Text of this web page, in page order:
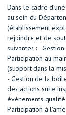
Dans le cadre
au sein du
(établissement
rejoindre et de
suivantes : -
Participation au
(support dans la
- Gestion de la
des actions suite
événements qualité
Participation à